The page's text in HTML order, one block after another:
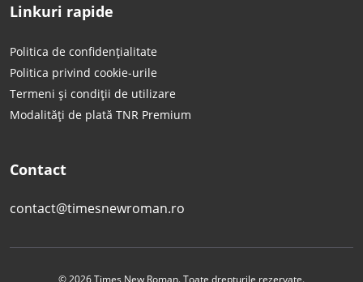
Linkuri rapide
Politica de confidențialitate
Politica privind cookie-urile
Termeni și condiții de utilizare
Modalități de plată TNR Premium
Contact
contact@timesnewroman.ro
© 2026 Times New Roman. Toate drepturile rezervate.